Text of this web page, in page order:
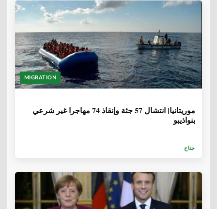
MIGRATION
موريتانيا| انتشال 57 جثة وإنقاذ 74 مهاجرا غير شرعي
بنواذيبو
جناح